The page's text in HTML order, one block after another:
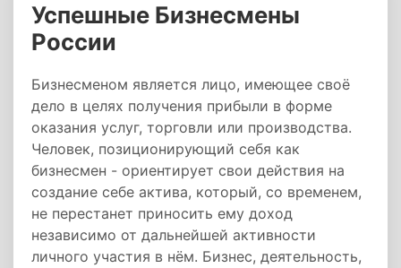
Успешные Бизнесмены
России
Бизнесменом является лицо, имеющее своё
дело в целях получения прибыли в форме
оказания услуг, торговли или производства.
Человек, позиционирующий себя как
бизнесмен - ориентирует свои действия на
создание себе актива, который, со временем,
не перестанет приносить ему доход
независимо от дальнейшей активности
личного участия в нём. Бизнес, деятельность,